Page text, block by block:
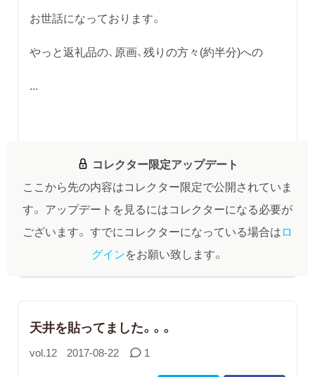
お世話になっております。
やっと返礼品の、原画、残りの方々(約半分)への
...
コレクター限定アップデート
ここから先の内容はコレクター限定で公開されていま
す。 アップデートを見るにはコレクターになる必要が
ございます。 すでにコレクターになっている場合はロ
グインをお願い致します。
天井を貼ってました。。。
vol.12 2017-08-22 1